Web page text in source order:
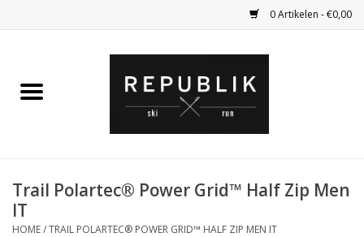
0 Artikelen - €0,00
Bagage
Trail Polartec® Power Grid™ Half Zip Men
IT
HOME/TRAIL POLARTEC® POWER GRID™ HALF ZIP MEN IT